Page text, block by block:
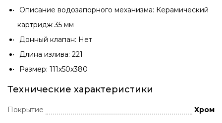
Описание водозапорного механизма: Керамический
картридж 35 мм
Донный клапан: Нет
Длина излива: 221
Размер: 111x50x380
Технические характеристики
Покрытие Хром